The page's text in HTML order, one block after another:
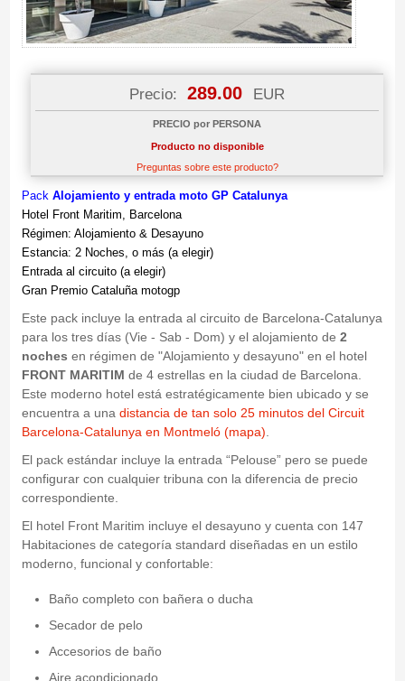
Precio: 289.00 EUR
PRECIO por PERSONA
Producto no disponible
Preguntas sobre este producto?
Pack Alojamiento y entrada moto GP Catalunya
Hotel Front Maritim, Barcelona
Régimen: Alojamiento & Desayuno
Estancia: 2 Noches, o más (a elegir)
Entrada al circuito (a elegir)
Gran Premio Cataluña motogp
Este pack incluye la entrada al circuito de Barcelona-Catalunya
para los tres días (Vie - Sab - Dom) y el alojamiento de 2
noches en régimen de "Alojamiento y desayuno" en el hotel
FRONT MARITIM de 4 estrellas en la ciudad de Barcelona.
Este moderno hotel está estratégicamente bien ubicado y se
encuentra a una distancia de tan solo 25 minutos del Circuit
Barcelona-Catalunya en Montmeló (mapa)
El pack estándar incluye la entrada “Pelouse” pero se puede
configurar con cualquier tribuna con la diferencia de precio
correspondiente.
El hotel Front Maritim incluye el desayuno y cuenta con 147
Habitaciones de categoría standard diseñadas en un estilo
moderno, funcional y confortable:
Baño completo con bañera o ducha
Secador de pelo
Accesorios de baño
Aire acondicionado